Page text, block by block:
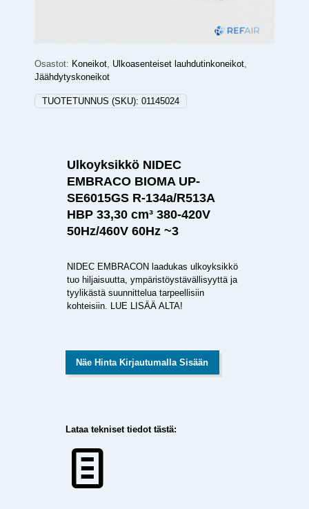
Osastot: Koneikot, Ulkoasenteiset lauhdutinkoneikot,
Jäähdytyskoneikot
TUOTETUNNUS (SKU): 01145024
Ulkoyksikkö NIDEC
EMBRACO BIOMA UP-
SE6015GS R-134a/R513A
HBP 33,30 cm³ 380-420V
50Hz/460V 60Hz ~3
NIDEC EMBRACON laadukas ulkoyksikkö
tuo hiljaisuutta, ympäristöystävällisyyttä ja
tyylikästä suunnittelua tarpeellisiin
kohteisiin. LUE LISÄÄ ALTA!
Näe Hinta Kirjautumalla Sisään
Lataa tekniset tiedot tästä: